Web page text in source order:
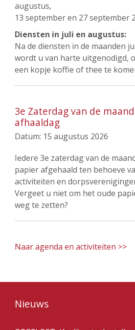
augustus,
13 september en 27 september
Diensten in juli en augustus:
Na de diensten in de maanden
wordt u van harte uitgenodigd,
een kopje koffie of thee te
3e Zaterdag van de
afhaaldag
Datum: 15 augustus 2026
Iedere 3e zaterdag van de
papier afgehaald ten behoeve
activiteiten en
Vergeet u niet om het oude
weg te zetten?
Naar agenda en activiteiten >>
Nieuws